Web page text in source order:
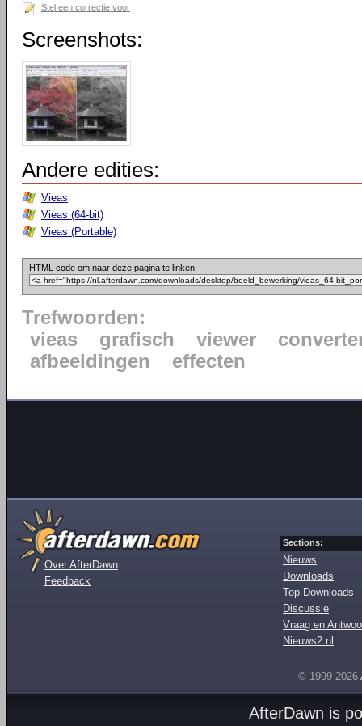
Stel een correctie voor
Screenshots:
Andere edities:
Vieas
Vieas (64-bit)
Vieas (Portable)
HTML code om naar deze pagina te linken:
Trefwoorden:
vieas
grafisch viewer
afbeeldingen
effecten
Over AfterDawn
Feedback
Sections:
Nieuws
Downloads
Top Downloads
Discussie
Vraag en
Nieuws2.nl
© 1999-2026
AfterDawn is